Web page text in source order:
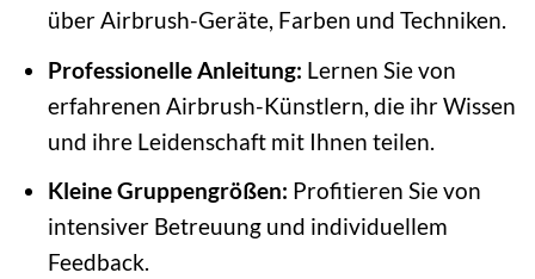
über Airbrush-Geräte, Farben und Techniken.
Professionelle Anleitung: Lernen Sie von
erfahrenen Airbrush-Künstlern, die ihr Wissen
und ihre Leidenschaft mit Ihnen teilen.
Kleine Gruppengrößen: Profitieren Sie von
intensiver Betreuung und individuellem
Feedback.